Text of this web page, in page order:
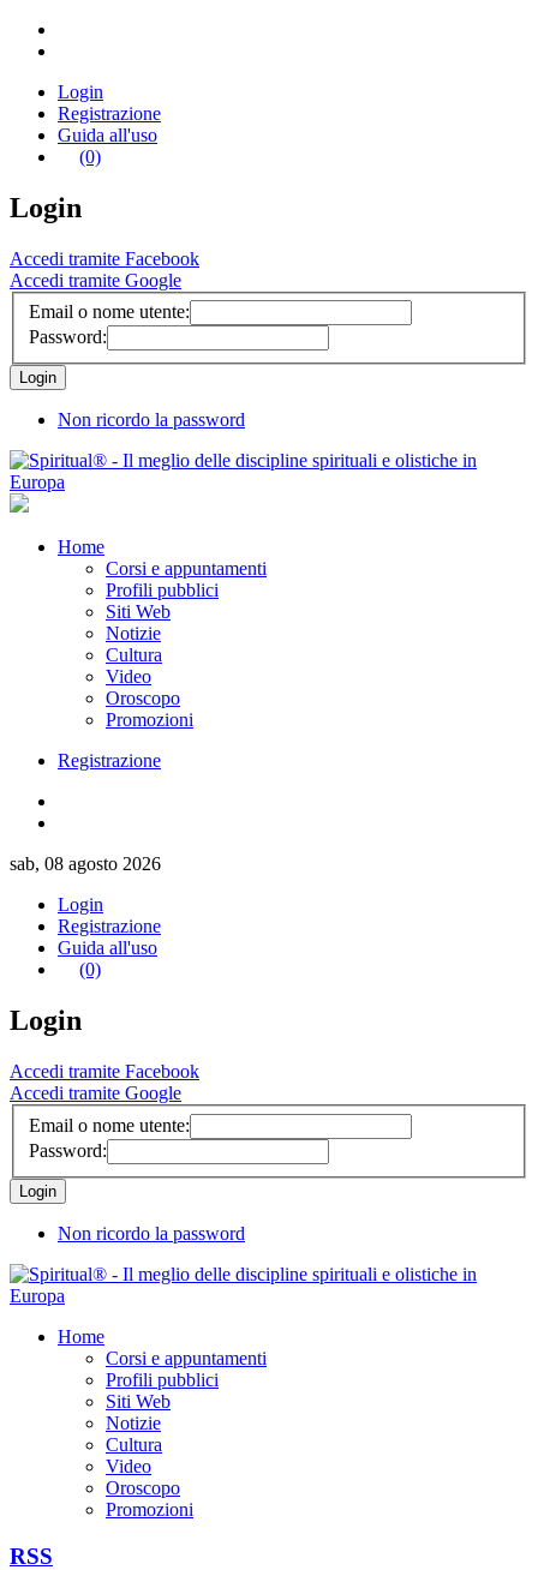
Login
Registrazione
Guida all'uso
(0)
Login
Accedi tramite Facebook
Accedi tramite Google
Email o nome utente:
Password:
Non ricordo la password
Home
Corsi e appuntamenti
Profili pubblici
Siti Web
Notizie
Cultura
Video
Oroscopo
Promozioni
Registrazione
sab, 08 agosto 2026
Login
Registrazione
Guida all'uso
(0)
Login
Accedi tramite Facebook
Accedi tramite Google
Email o nome utente:
Password:
Non ricordo la password
Home
Corsi e appuntamenti
Profili pubblici
Siti Web
Notizie
Cultura
Video
Oroscopo
Promozioni
RSS